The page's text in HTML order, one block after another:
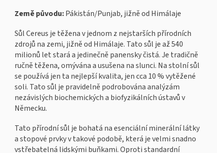
Země původu:Pákistán/Punjab, jižně od Himálaje
Sůl Cereus je těžena v jednom z nejstarších přírodních
zdrojů na zemi, jižně od Himálaje. Tato sůl je až 540
milionů let stará a jedinečně panensky čistá. Je tradičně
ručně těžena, omývána a usušena na slunci. Na stolní sůl
se používá jen ta nejlepší kvalita, jen cca 10 % vytěžené
soli. Tato sůl je pravidelně podrobována analýzám
nezávislých biochemických a biofyzikálních ústavů v
Německu.
Tato přírodní sůl je bohatá na esenciální minerální látky
a stopové prvky v takové podobě, která je velmi snadno
vstřebatelná lidskými buňkami. Oproti standardní